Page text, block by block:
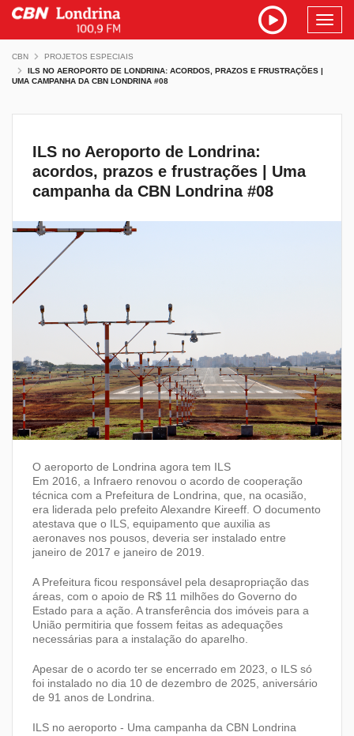
CBN
PROJETOS ESPECIAIS
ILS NO AEROPORTO DE LONDRINA: ACORDOS, PRAZOS E FRUSTRAÇÕES |
UMA CAMPANHA DA CBN LONDRINA #08
ILS no Aeroporto de Londrina:
acordos, prazos e frustrações | Uma
campanha da CBN Londrina #08
O aeroporto de Londrina agora tem ILS
Em 2016, a Infraero renovou o acordo de cooperação
técnica com a Prefeitura de Londrina, que, na ocasião,
era liderada pelo prefeito Alexandre Kireeff. O documento
atestava que o ILS, equipamento que auxilia as
aeronaves nos pousos, deveria ser instalado entre
janeiro de 2017 e janeiro de 2019.
A Prefeitura ficou responsável pela desapropriação das
áreas, com o apoio de R$ 11 milhões do Governo do
Estado para a ação. A transferência dos imóveis para a
União permitiria que fossem feitas as adequações
necessárias para a instalação do aparelho.
Apesar de o acordo ter se encerrado em 2023, o ILS só
foi instalado no dia 10 de dezembro de 2025, aniversário
de 91 anos de Londrina.
ILS no aeroporto - Uma campanha da CBN Londrina